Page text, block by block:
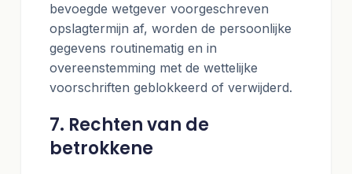
bevoegde wetgever voorgeschreven
opslagtermijn af, worden de persoonlijke
gegevens routinematig en in
overeenstemming met de wettelijke
voorschriften geblokkeerd of verwijderd.
7. Rechten van de
betrokkene